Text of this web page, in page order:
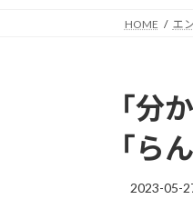
HOME エ
「分
「ら
2023-05-